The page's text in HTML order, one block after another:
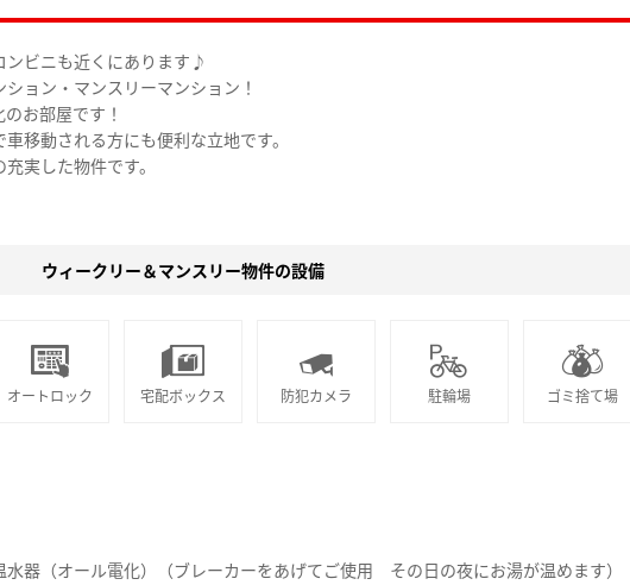
ンビニも近くにあります♪
ョン・マンスリーマンション！
お部屋です！
移動される方にも便利な立地です。
実した物件です。
ウィークリー＆マンスリー物件の設備
オートロック 宅配ボックス 防犯カメラ 駐輪場 ゴミ捨て場
（オール電化）（ブレーカーをあげてご使用 その日の夜にお湯が温めます）